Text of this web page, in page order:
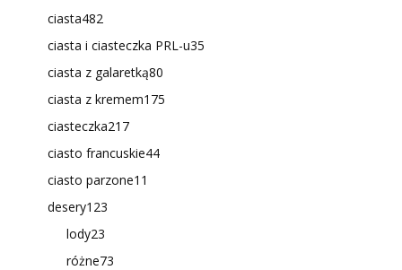
ciasta482
ciasta i ciasteczka PRL-u35
ciasta z galaretką80
ciasta z kremem175
ciasteczka217
ciasto francuskie44
ciasto parzone11
desery123
lody23
różne73